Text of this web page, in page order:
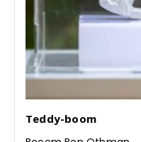
Teddy-boom